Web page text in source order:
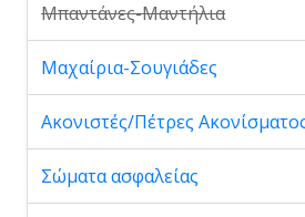
Μπαντάνες-Μαντήλια
Μαχαίρια-Σουγιάδες
Ακονιστές/Πέτρες
Σώματα ασφαλείας